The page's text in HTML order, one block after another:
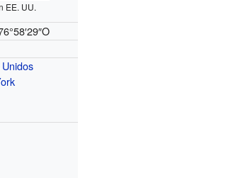
EE. UU.